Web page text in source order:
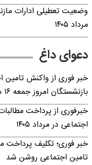
مرداد ۱۴۰۵
دعوای داغ
خبر فوری از واکنش تامین
بازنشستگان امروز جمعه ۱۶ مرداد ۱۴۰۵
خبرفوری از پرداخت
اجتماعی در مرداد ۱۴۰۵
خبر فوری؛ تکلیف پرداخت
تامین اجتماعی روشن شد